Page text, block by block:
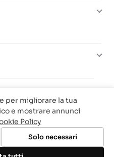
carrello
12093700156
Milano
per migliorare la tua
e mostrare annunci
Policy
Solo necessari